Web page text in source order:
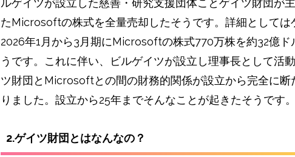
ルゲイツが設立した慈善・研究支援団体ことゲイツ財団が
たMicrosoftの株式を全量売却したそうです。詳細としては
2026年1月から3月期にMicrosoftの株式770万株を約32億ド
うです。これに伴い、ビルゲイツが設立し理事長として活
ツ財団とMicrosoftとの間の財務的関係が設立から完全に断
りました。設立から25年までそんなことが起きたそうです。
2.ゲイツ財団とはなんなの？